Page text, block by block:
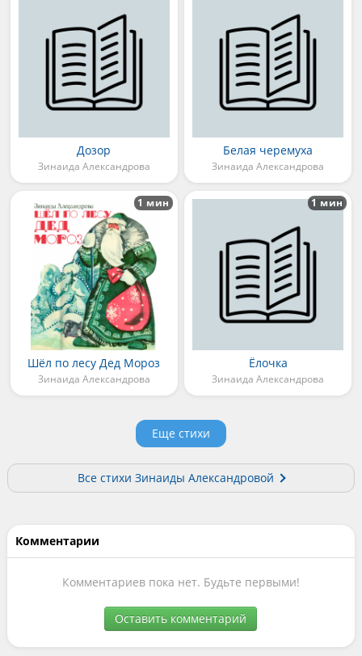
Дозор
Зинаида Александрова
Белая черемуха
Зинаида Александрова
Шёл по лесу Дед Мороз
Зинаида Александрова
1 мин
Ёлочка
Зинаида Александрова
1 мин
Еще стихи
Все стихи Зинаиды Александровой
Комментарии
Комментариев пока нет. Будьте первыми!
Оставить комментарий